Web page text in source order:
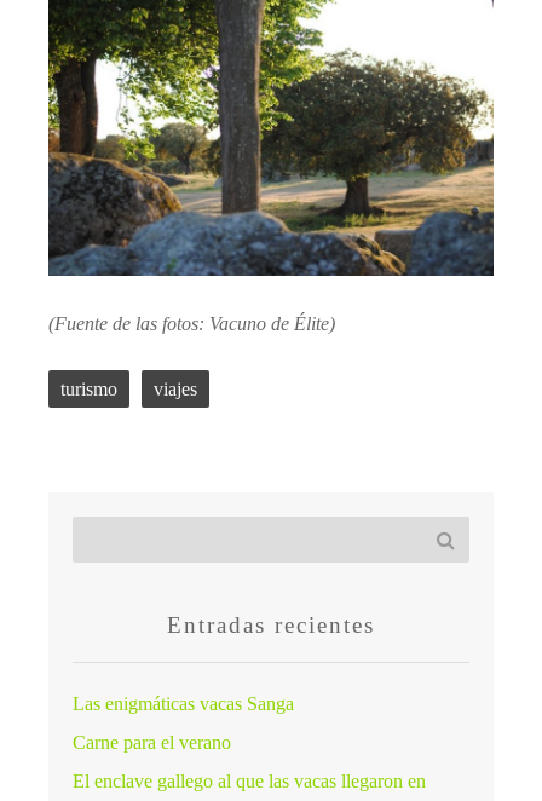
(Fuente de las fotos: Vacuno de Élite)
turismo viajes
Entradas recientes
Las enigmáticas vacas Sanga
Carne para el verano
El enclave gallego al que las vacas llegaron en